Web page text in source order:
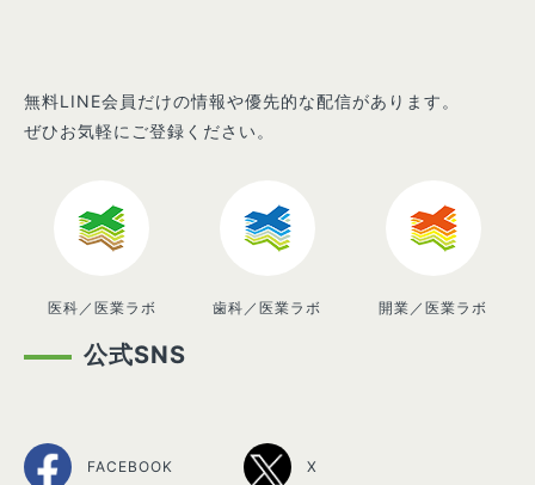
無料LINE会員だけの情報や優先的な配信があります。
ぜひお気軽にご登録ください。
医科／医業ラボ 歯科／医業ラボ 開業／医業ラボ
公式SNS
FACEBOOK X